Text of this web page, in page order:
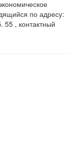
по адресу:
55 , контактный